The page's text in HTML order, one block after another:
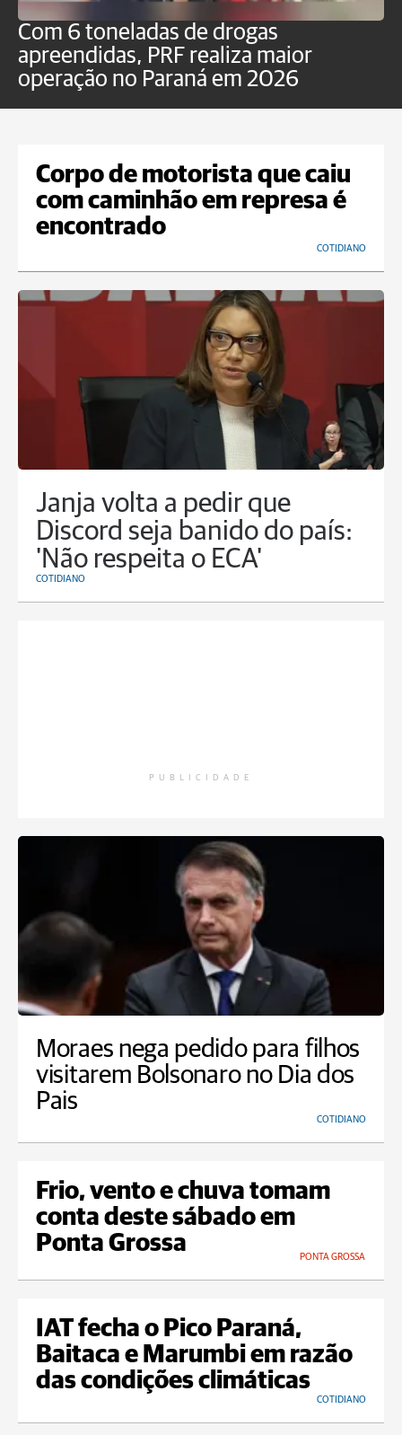
Com 6 toneladas de drogas
apreendidas, PRF realiza maior
operação no Paraná em 2026
Corpo de motorista que caiu
com caminhão em represa é
encontrado
COTIDIANO
Janja volta a pedir que
Discord seja banido do país:
'Não respeita o ECA'
COTIDIANO
PUBLICIDADE
Moraes nega pedido para filhos
visitarem Bolsonaro no Dia dos
Pais
COTIDIANO
Frio, vento e chuva tomam
conta deste sábado em
Ponta Grossa
PONTA GROSSA
IAT fecha o Pico Paraná,
Baitaca e Marumbi em razão
das condições climáticas
COTIDIANO